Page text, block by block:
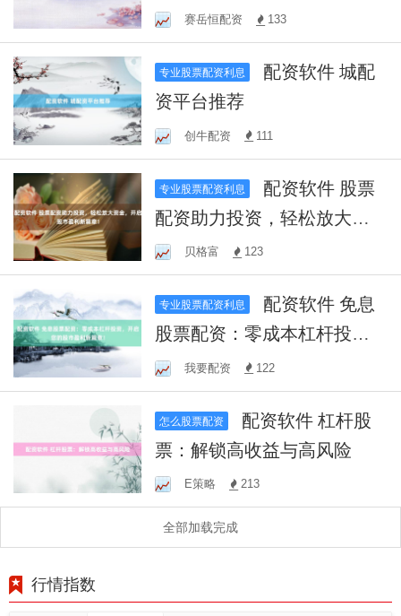
优质平台推荐
赛岳恒配资 133
专业股票配资利息
资平台推荐
创牛配资 111
专业股票配资利息
配资助力投资，轻松放大资
金，开启股市盈利新篇章！
贝格富 123
专业股票配资利息
股票配资：零成本杠杆投
资，开启您的股市盈利新篇
章！
我要配资 122
怎么股票配资
票：解锁高收益与高风险
E策略 213
全部加载完成
行情指数